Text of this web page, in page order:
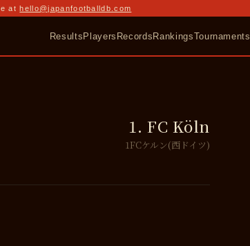
at hello@japanfootballdb.com
ResultsPlayers RecordsRankingsTournaments
1. FC Köln
1FCケルン(西ドイツ)